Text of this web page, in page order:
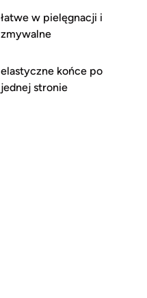
łatwe w pielęgnacji i
zmywalne
elastyczne końce po
jednej stronie